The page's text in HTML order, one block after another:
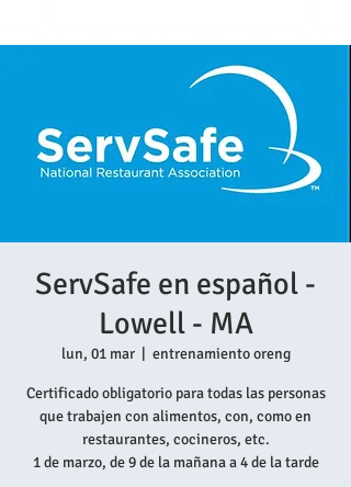
ServSafe en español -
Lowell - MA
lun, 01 mar
  |
entrenamiento oreng
Certificado obligatorio para todas las personas
que trabajen con alimentos, con, como en
restaurantes, cocineros, etc.
1 de marzo, de 9 de la mañana a 4 de la tarde